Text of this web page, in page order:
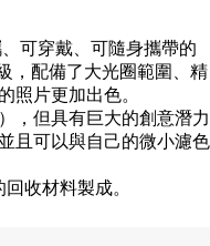
可穿戴、可隨身攜帶的
，配備了大光圈範圍、精
照片更加出色。
，但具有巨大的創意潛力
且可以與自己的微小濾色
收材料製成。